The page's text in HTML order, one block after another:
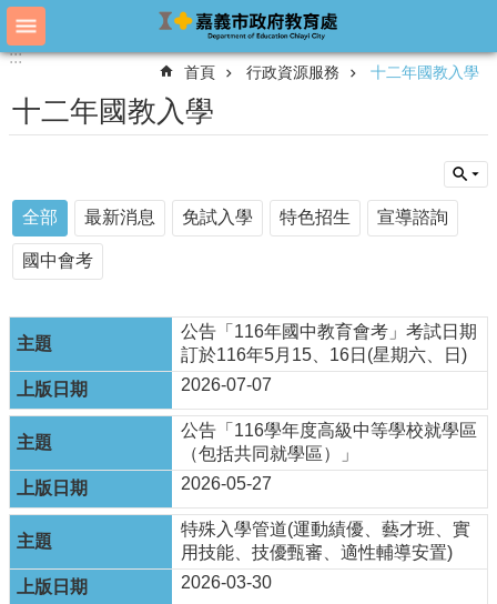
跳到主要內容區塊
進
搜
尋
教
育
處
概
教
處
各
單
最
消
息
公
::::::
首頁 行政資源服務 十二年國教入學
十二年國教入學
全部 最新消息 免試入學 特色招生 宣導諮詢
國中會考
公告「116年國中教育會考」考試日期
訂於116年5月15、16日(星期六、日)
2026-07-07
公告「116學年度高級中等學校就學區
（包括共同就學區）」
2026-05-27
特殊入學管道(運動績優、藝才班、實
用技能、技優甄審、適性輔導安置)
2026-03-30